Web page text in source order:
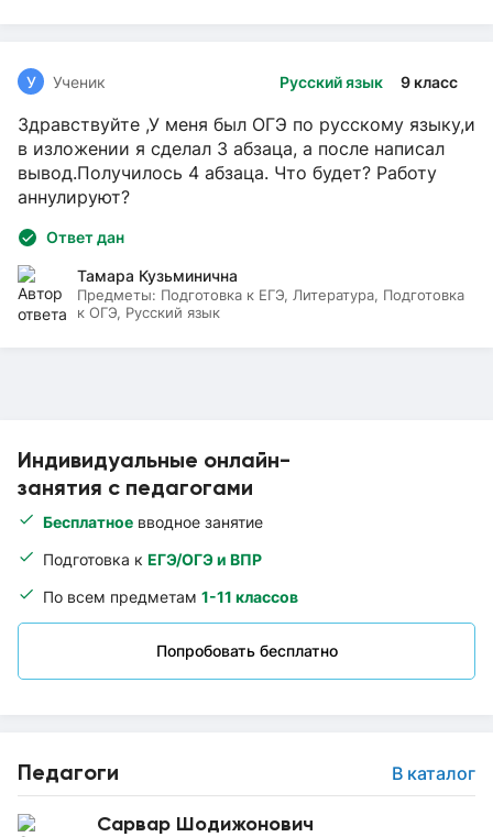
Индивидуальные онлайн-
занятия с педагогами
Бесплатное вводное занятие
Подготовка к ЕГЭ/ОГЭ и ВПР
По всем предметам 1-11 классов
Попробовать бесплатно
Педагоги В каталог
Сарвар Шодижонович
Русский язык 9 класс
У Ученик
Здравствуйте ,У меня был ОГЭ по русскому языку,и
в изложении я сделал 3 абзаца, а после написал
вывод.Получилось 4 абзаца. Что будет? Работу
аннулируют?
Ответ дан
Тамара Кузьминична
Предметы: Подготовка к ЕГЭ, Литература, Подготовка
к ОГЭ, Русский язык